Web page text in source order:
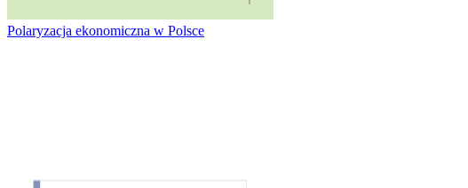
Polaryzacja ekonomiczna w Polsce